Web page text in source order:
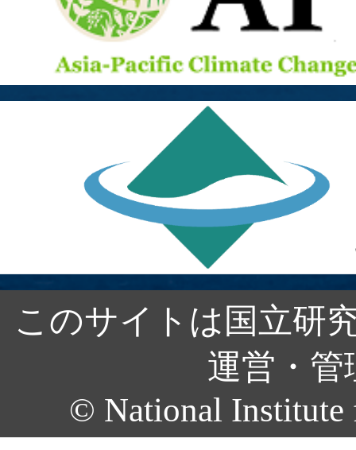
このサイトは国立研
運営・
© National Institute